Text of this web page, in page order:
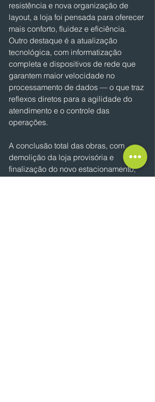
resistência e nova organização de
layout, a loja foi pensada para oferecer
mais conforto, fluidez e eficiência.
Outro destaque é a atualização
tecnológica, com informatização
completa e dispositivos de rede que
garantem maior velocidade no
processamento de dados — o que traz
reflexos diretos para a agilidade do
atendimento e o controle das
operações.
A conclusão total das obras, com
demolição da loja provisória e
finalização do novo estacionamento,